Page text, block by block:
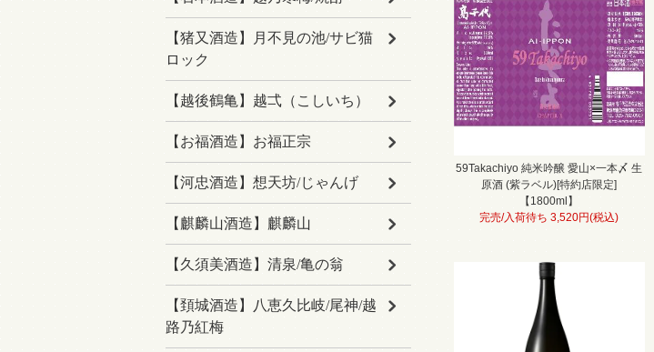
59Takachiyo 純米吟醸 愛山×一本〆 生
原酒 (紫ラベル)[特約店限定]
【1800ml】
完売/入荷待ち 3,520円(税込)
【猪又酒造】月不見の池/サビ猫
ロック
【越後鶴亀】越弌（こしいち）
【お福酒造】お福正宗
【河忠酒造】想天坊/じゃんげ
【麒麟山酒造】麒麟山
【久須美酒造】清泉/亀の翁
【頚城酒造】八恵久比岐/尾神/越
路乃紅梅